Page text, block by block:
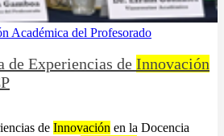
Académica del Profesorado
de Experiencias de Innovación
de Innovación en la Docencia